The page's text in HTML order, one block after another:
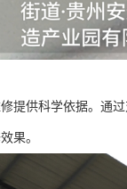
提供科学依据。通
果。